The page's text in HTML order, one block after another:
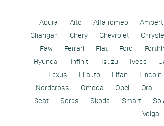
Acura Aito Alfa romeo
Changan
Chery Chevrolet
Faw
Ferrari Fiat Ford
Hyundai
Infiniti Isuzu Iveco
Lexus
Li auto Lifan Lincoln
Nordcross
Omoda Opel Ora
Seat
Seres Skoda Smart
Volga